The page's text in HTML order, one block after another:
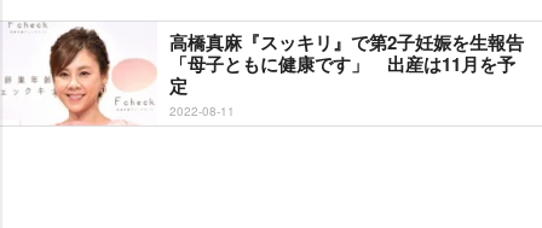
高橋真麻『スッキリ』で第2子妊娠を生報告
「母子ともに健康です」 出産は11月を予
定
2022-08-11